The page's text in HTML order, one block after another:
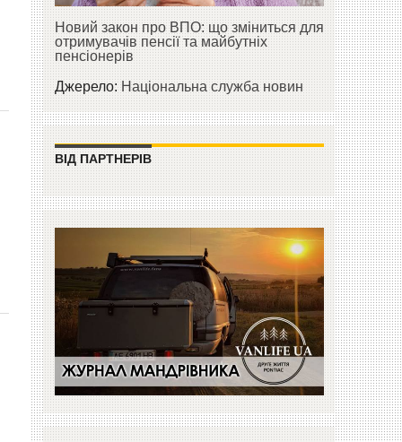
Новий закон про ВПО: що зміниться для
отримувачів пенсії та майбутніх
пенсіонерів
Джерело:Національна служба новин
ВІД ПАРТНЕРІВ